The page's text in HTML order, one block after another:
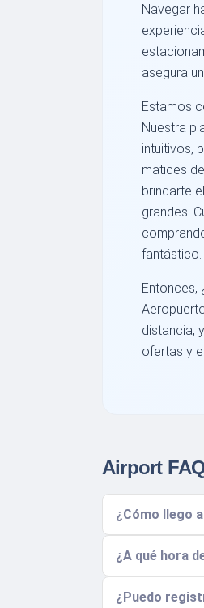
Navegar
asegura
Estamos
Nuestra
intuitivos,
matices
brindarte
grandes.
fantástico.
Entonces,
distancia,
ofertas y
Airport
¿Cómo llego
¿A qué hora
¿Puedo